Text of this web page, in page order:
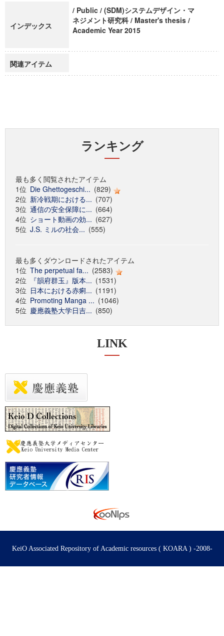
インデックス
/ Public / (SDM)システムデザイン・マ
ネジメント研究科 / Master's thesis /
Academic Year 2015
関連アイテム
ランキング
最も多く閲覧されたアイテム
1位 Die Ghettogeschi... (829)
2位 新冷戦期における... (707)
3位 通信の安全保障に... (664)
4位 ショート動画の効... (627)
5位 J.S. ミルの社会... (555)
最も多くダウンロードされたアイテム
1位 The perpetual fa... (2583)
2位
『韻府群玉』版本... (1531)
3位 日本における赤痢... (1191)
4位 Promoting Manga ... (1046)
5位 慶應義塾大学日吉... (850)
LINK
KeiO Associated Repository of Academic resources ( KOARA ) -2008-